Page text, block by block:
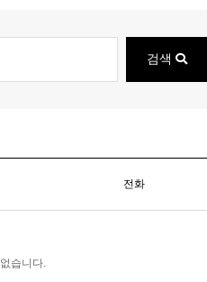
검색
전화
습니다.